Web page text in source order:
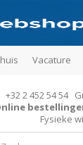
Vacature
+32 2 452 54 54
Fysieke